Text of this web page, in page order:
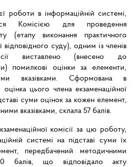
роботи в інформаційній системі,
Комісією для проведення
(етапу виконання практичного
відповідного суду), одним із членів
виставлено (внесено до
помилкові оцінки за елементи,
вказівками. Сформована в
оцінка цього члена екзаменаційної
суми оцінок за кожен елемент,
вказівками, склала 57 балів.
комісії за цю роботу,
системі на підставі суми їх
передбачений методичними
0 балів, що відповідало акту